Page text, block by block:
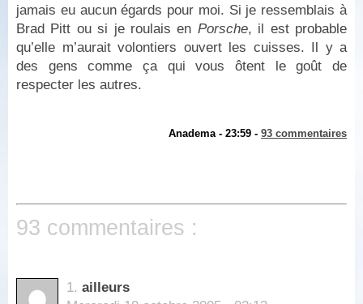
jamais eu aucun égards pour moi. Si je ressemblais à
Brad Pitt ou si je roulais en Porsche, il est probable
qu’elle m’aurait volontiers ouvert les cuisses. Il y a
des gens comme ça qui vous ôtent le goût de
respecter les autres.
Anadema - 23:59 - 93 commentaires
93 commentaires :
1. ailleurs